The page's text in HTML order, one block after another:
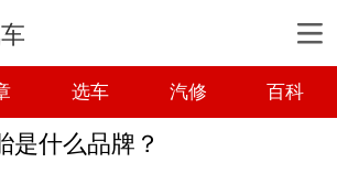
选车 汽修 百科
是什么品牌？